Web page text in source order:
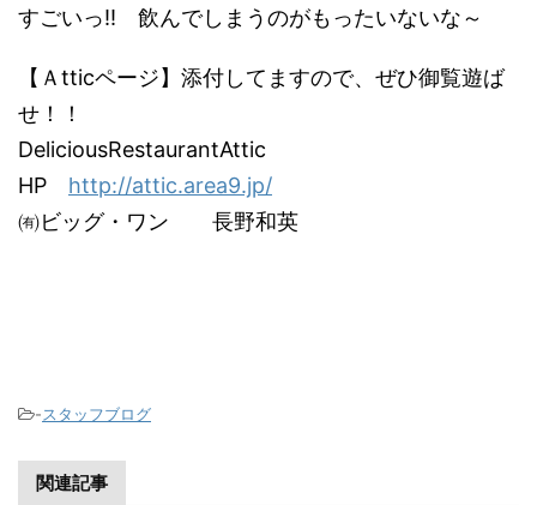
すごいっ!! 飲んでしまうのがもったいないな～
【Ａtticページ】添付してますので、ぜひ御覧遊ば
せ！！
DeliciousRestaurantAttic
HP http://attic.area9.jp/
㈲ビッグ・ワン 長野和英
-スタッフブログ
関連記事